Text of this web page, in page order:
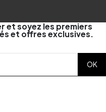
et soyez les premiers
et offres exclusives.